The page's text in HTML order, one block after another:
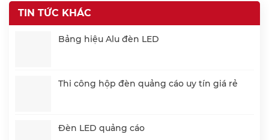
TIN TỨC KHÁC
Bảng hiệu Alu đèn LED
Thi công hộp đèn quảng cáo uy tín giá rẻ
Đèn LED quảng cáo